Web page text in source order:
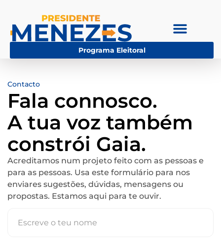
Programa Eleitoral
Contacto
Fala connosco.
A tua voz também
constrói Gaia.
Acreditamos num projeto feito com as pessoas e
para as pessoas. Usa este formulário para nos
enviares sugestões, dúvidas, mensagens ou
propostas. Estamos aqui para te ouvir.